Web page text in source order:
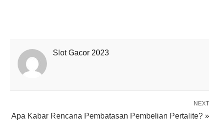
Slot Gacor 2023
NEXT
Apa Kabar Rencana Pembatasan Pembelian Pertalite? »